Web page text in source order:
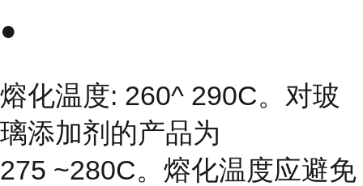
●
熔化温度: 260^ 290C。对玻
璃添加剂的产品为
275 ~280C。熔化温度应避免